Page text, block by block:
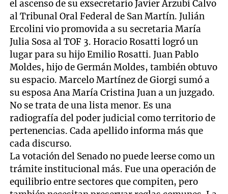
el ascenso de su exsecretario Javier Arzubi Calvo
al Tribunal Oral Federal de San Martín. Julián
Ercolini vio promovida a su secretaria María
Julia Sosa al TOF 3. Horacio Rosatti logró un
lugar para su hijo Emilio Rosatti. Juan Pablo
Moldes, hijo de Germán Moldes, también obtuvo
su espacio. Marcelo Martínez de Giorgi sumó a
su esposa Ana María Cristina Juan a un juzgado.
No se trata de una lista menor. Es una
radiografía del poder judicial como territorio de
pertenencias. Cada apellido informa más que
cada discurso.
La votación del Senado no puede leerse como un
trámite institucional más. Fue una operación de
equilibrio entre sectores que compiten, pero